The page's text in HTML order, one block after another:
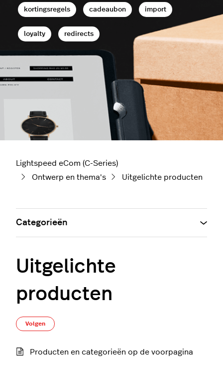
kortingsregels cadeaubon import
loyalty redirects
Lightspeed eCom (C-Series)
Ontwerp en thema's
Uitgelichte producten
Uitgelichte
producten
Volgen
Producten en categorieën op de voorpagina
Categorieën